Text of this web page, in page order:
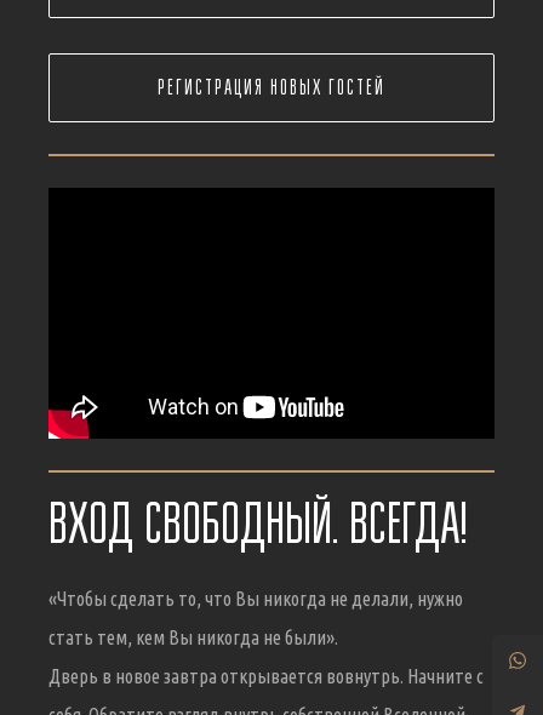
РЕГИСТРАЦИЯ НОВЫХ ГОСТЕЙ
ВХОД СВОБОДНЫЙ. ВСЕГДА!
«Чтобы сделать то, что Вы никогда не делали, нужно
стать тем, кем Вы никогда не были».
Дверь в новое завтра открывается вовнутрь. Начните с